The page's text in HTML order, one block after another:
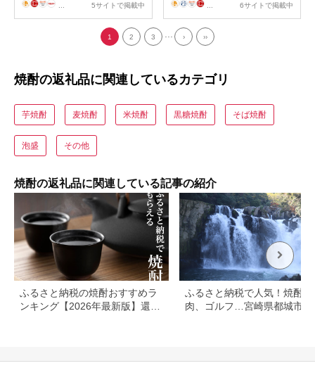
5サイトで掲載中 6サイトで掲載中
1 2 3 › ››
焼酎の返礼品に関連しているカテゴリ
芋焼酎 麦焼酎 米焼酎 黒糖焼酎 そば焼酎
泡盛 その他
焼酎の返礼品に関連している記事の紹介
ふるさと納税の焼酎おすすめラ
ンキング【2026年最新版】還元
ふるさと納税で人気！焼酎や
肉、ゴルフ…宮崎県都城市の